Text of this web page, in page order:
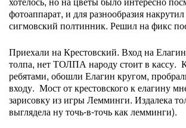
фотоаппарат, и для разнообразия
сигмовский полтинник. Решил на фикс
Приехали на Крестовский. Вход на
толпа, нет ТОЛПА народу стоит в кассу.
ребятами, обошли Елагин кругом,
входу. Мост от крестовского к елагину
зарисовку из игры Лемминги. Издалека
выглядела ну точь-в-точь как лемминги).